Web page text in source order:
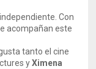
Con
acompañan este
tanto el cine
yXimena